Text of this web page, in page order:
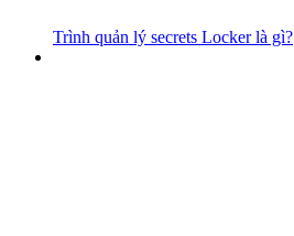
Trình quản lý secrets Locker là gì?